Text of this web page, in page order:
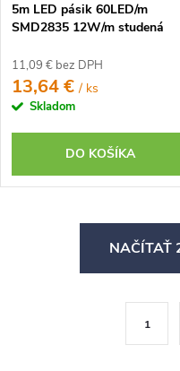
5m LED pásik 60LED/m
SMD2835 12W/m studená
11,09 € bez DPH
13,64 €/ ks
Skladom
DO KOŠÍKA
NAČÍTAŤ
1